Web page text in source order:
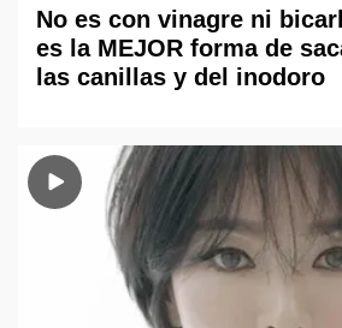
No es con vinagre ni
es la MEJOR forma de
las canillas y del inodoro